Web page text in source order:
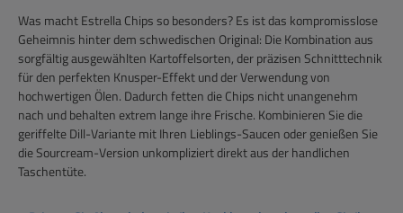
Was macht Estrella Chips so besonders? Es ist das kompromisslose
Geheimnis hinter dem schwedischen Original: Die Kombination aus
sorgfältig ausgewählten Kartoffelsorten, der präzisen Schnitttechnik
für den perfekten Knusper-Effekt und der Verwendung von
hochwertigen Ölen. Dadurch fetten die Chips nicht unangenehm
nach und behalten extrem lange ihre Frische. Kombinieren Sie die
geriffelte Dill-Variante mit Ihren Lieblings-Saucen oder genießen Sie
die Sourcream-Version unkompliziert direkt aus der handlichen
Taschentüte.